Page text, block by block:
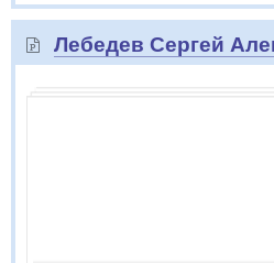
Лебедев Сергей